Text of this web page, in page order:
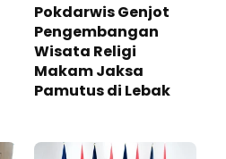
Pokdarwis Genjot
Pengembangan
Wisata Religi
Makam Jaksa
Pamutus di Lebak